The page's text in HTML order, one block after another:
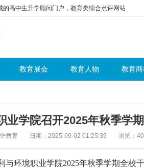
高中生升学顾问门户，教育类综合点评网站
教育展会 教育人物 教育
业学院召开2025年秋季学
教育 日期：2025-09-02 01:25:39 浏览：
与环境职业学院2025年秋季学期全校